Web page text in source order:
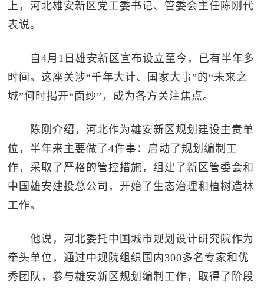
上，河北雄安新区党工委书记、管委会主任陈刚代
表说。
自4月1日雄安新区宣布设立至今，已有半年多
时间。这座关涉“千年大计、国家大事”的“未来之
城”何时揭开“面纱”，成为各方关注焦点。
陈刚介绍，河北作为雄安新区规划建设主责单
位，半年来主要做了4件事：启动了规划编制工
作，采取了严格的管控措施，组建了新区管委会和
中国雄安建投总公司，开始了生态治理和植树造林
工作。
他说，河北委托中国城市规划设计研究院作为
牵头单位，通过中规院组织国内300多名专家和优
秀团队，参与雄安新区规划编制工作，取得了阶段